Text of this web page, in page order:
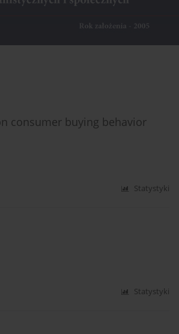
consumer buying behavior
Statystyki
Statystyki